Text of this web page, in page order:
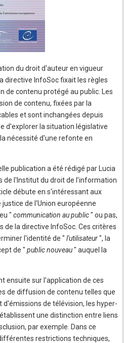
du droit d'auteur en vigueur
directive InfoSoc fixait les règles
de contenu protégé au public. Les
de contenu, fixées par la
et sont inchangées depuis
d'explorer la situation législative
nécessité d'une refonte en
publication a été rédigé par Lucia
de l'Institut du droit de l'information
débute en s'intéressant aux
de l'Union européenne
" communication au public" ou pas,
la directive InfoSoc. Ces critères
l'identité de " l'utilisateur", la
de " public nouveau" auquel la
ensuite sur l'application de ces
de diffusion de contenu telles que
de télévision, les hyper-
une distinction entre liens
par exemple. Dans ce
restrictions techniques,